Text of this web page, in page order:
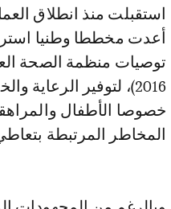
أعدت مخططا وطنيا
2016)، لتوفير
خصوصا الأطفال
المخاطر المرتبطة